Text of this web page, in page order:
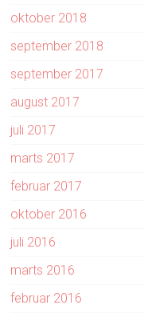
oktober 2018
september 2018
september 2017
august 2017
juli 2017
marts 2017
februar 2017
oktober 2016
juli 2016
marts 2016
februar 2016